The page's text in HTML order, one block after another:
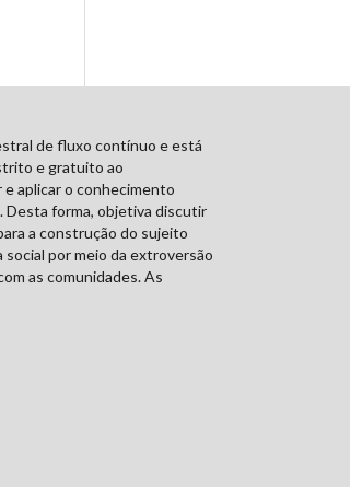
de fluxo contínuo e está
e gratuito ao
aplicar o conhecimento
Desta forma, objetiva discutir
a construção do sujeito
por meio da extroversão
as comunidades. As